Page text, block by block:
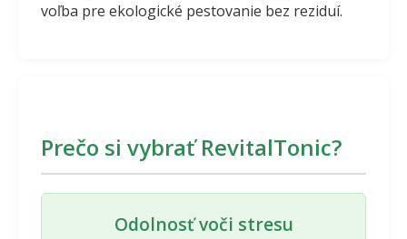
voľba pre ekologické pestovanie bez reziduí.
Prečo si vybrať RevitalTonic?
Odolnosť voči stresu